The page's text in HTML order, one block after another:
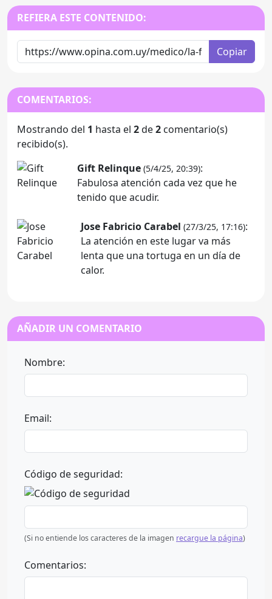
REFIERA ESTE CONTENIDO:
Copiar
COMENTARIOS:
Mostrando del 1 hasta el 2de2 comentario(s)
recibido(s).
Gift Relinque (5/4/25, 20:39):
Fabulosa atención cada vez que he
tenido que acudir.
Jose Fabricio Carabel (27/3/25, 17:16):
La atención en este lugar va más
lenta que una tortuga en un día de
calor.
AÑADIR UN COMENTARIO
Nombre:
Email:
Código de seguridad:
(Si no entiende los caracteres de la imagen recargue la página)
Comentarios: